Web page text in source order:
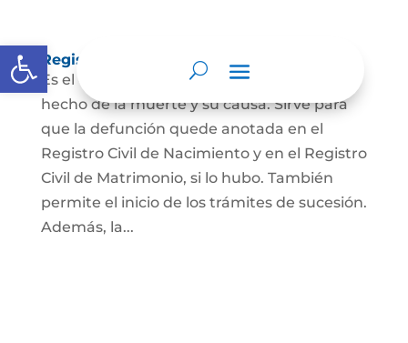
Abrir barra de herramientas
Registro Civil de Defunción
Es el documento público que prueba el
hecho de la muerte y su causa. Sirve para
que la defunción quede anotada en el
Registro Civil de Nacimiento y en el Registro
Civil de Matrimonio, si lo hubo. También
permite el inicio de los trámites de sucesión.
Además, la...